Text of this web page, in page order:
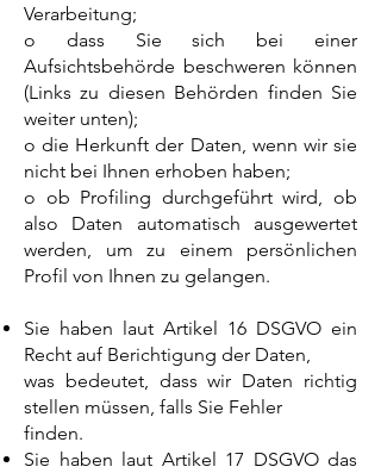
Verarbeitung;
o dass Sie sich bei einer
Aufsichtsbehörde beschweren können
(Links zu diesen Behörden finden Sie
weiter unten);
o die Herkunft der Daten, wenn wir sie
nicht bei Ihnen erhoben haben;
o ob Profiling durchgeführt wird, ob
also Daten automatisch ausgewertet
werden, um zu einem persönlichen
Profil von Ihnen zu gelangen.
Sie haben laut Artikel 16 DSGVO ein
Recht auf Berichtigung der Daten,
was bedeutet, dass wir Daten richtig
stellen müssen, falls Sie Fehler
finden.
Sie haben laut Artikel 17 DSGVO das